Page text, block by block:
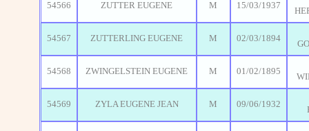
54566 ZUTTER EUGENE M 15/03/1937
54567 ZUTTERLING EUGENE M 02/03/1894
54568 ZWINGELSTEIN EUGENE M 01/02/1895
54569 ZYLA EUGENE JEAN M 09/06/1932